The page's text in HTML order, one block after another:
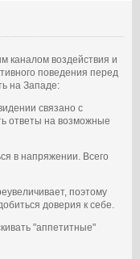
каналом воздействия и
поведения перед
на Западе:
связано с
ответы на возможные
в напряжении. Всего
поэтому
доверия к себе.
"аппетитные"